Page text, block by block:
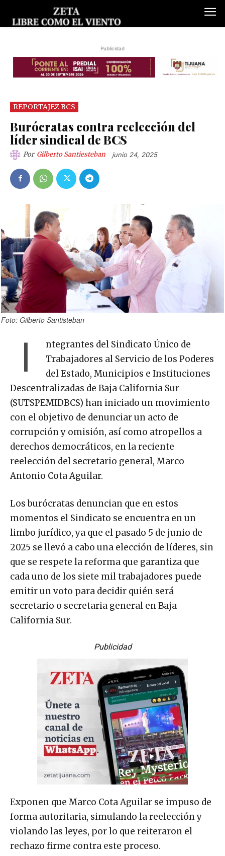
Publicidad
REPORTAJEZ BCS
Burócratas contra reelección del
líder sindical de BCS
Por Gilberto Santiesteban junio 24, 2025
Foto: Gilberto Santisteban
I
ntegrantes del Sindicato Único de
Trabajadores al Servicio de los Poderes
del Estado, Municipios e Instituciones
Descentralizadas de Baja California Sur
(SUTSPEMIDBCS) han iniciado un movimiento
con el objetivo de denunciar un acto de
corrupción y omisión, así como atropellos a
derechos democráticos, en la reciente
reelección del secretario general, Marco
Antonio Cota Aguilar.
Los burócratas denuncian que en estos
momentos el Sindicato se encuentra en un
limbo jurídico, ya que el pasado 5 de junio de
2025 se llevó a cabo una elección de líderes, sin
que se respete la reforma que garantiza que
cada uno de los siete mil trabajadores puede
emitir un voto para decidir quién será
secretario o secretaria general en Baja
California Sur.
Publicidad
Exponen que Marco Cota Aguilar se impuso de
forma autoritaria, simulando la reelección y
violando las leyes, por lo que reiteraron el
rechazo firme contra este proceso.